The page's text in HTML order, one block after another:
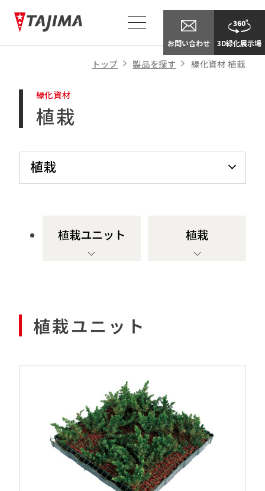
お問い合わせ
ウ
イ
ン
ド
ウ
3D緑化展示場
トップ 製品を探す 緑化資材 植栽
緑化資材
植栽
植栽
植栽見切材
自動灌水
植栽ユニット 植栽
植栽ユニット